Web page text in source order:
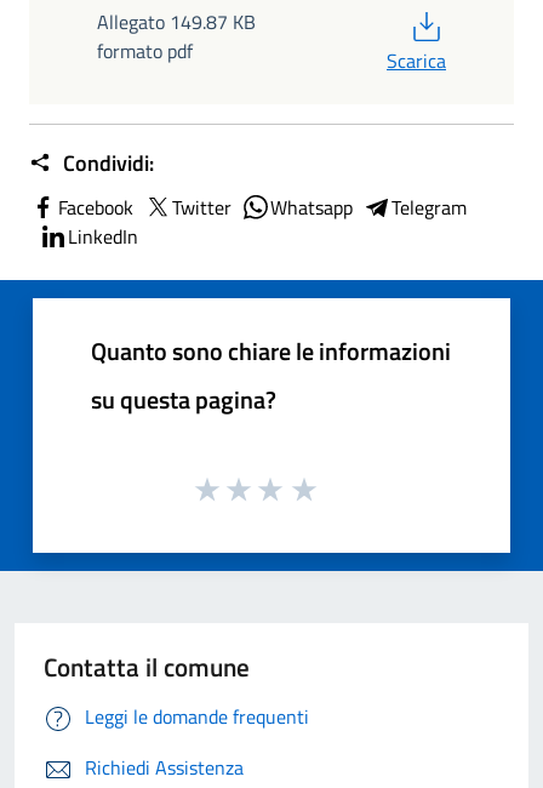
Allegato 149.87 KB
formato pdf
Scarica
Condividi:
Facebook Twitter Whatsapp
Telegram
LinkedIn
Quanto sono chiare le informazioni
su questa pagina?
Contatta il comune
Leggi le domande frequenti
Richiedi Assistenza